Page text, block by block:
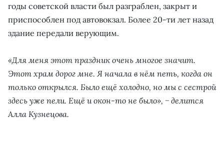
годы советской власти был разграблен, закрыт и
приспособлен под автовокзал. Более 20-ти лет назад
здание передали верующим.
«Для меня этот праздник очень многое значит.
Этот храм дорог мне. Я начала в нём петь, когда он
только открылся. Было ещё холодно, но мы с сестрой
здесь уже пели. Ещё и окон-то не было», − делится
Алла Кузнецова.